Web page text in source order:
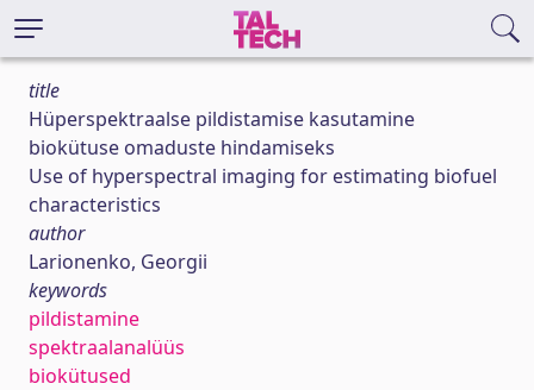
title
Hüperspektraalse pildistamise kasutamine
biokütuse omaduste hindamiseks
Use of hyperspectral imaging for estimating biofuel
characteristics
author
Larionenko, Georgii
keywords
pildistamine
spektraalanalüüs
biokütused